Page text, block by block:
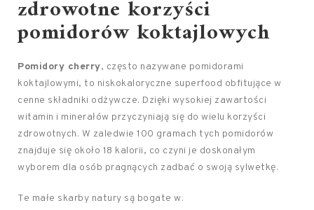
zdrowotne korzyści
pomidorów koktajlowych
Pomidory cherry, często nazywane pomidorami
koktajlowymi, to niskokaloryczne superfood obfitujące w
cenne składniki odżywcze. Dzięki wysokiej zawartości
witamin i minerałów przyczyniają się do wielu korzyści
zdrowotnych. W zaledwie 100 gramach tych pomidorów
znajduje się około 18 kalorii, co czyni je doskonałym
wyborem dla osób pragnących zadbać o swoją sylwetkę.
Te małe skarby natury są bogate w: